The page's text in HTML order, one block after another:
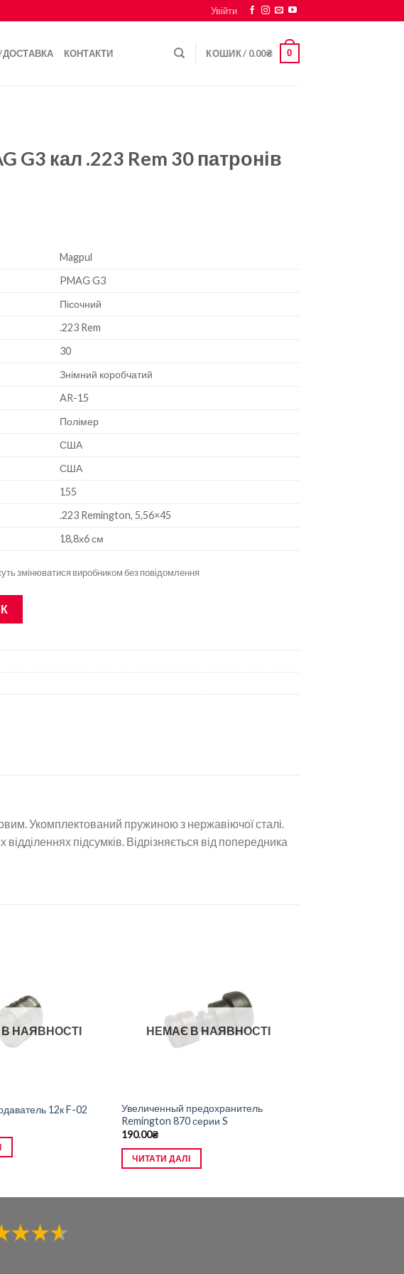
Увійти
КОНТАКТИ КОШИК / 0.00₴ 0
G3 кал .223 Rem 30 патронів
Magpul
PMAG G3
Пісочний
.223 Rem
30
Знімний коробчатий
AR-15
Полімер
США
США
155
.223 Remington, 5,56×45
18,8х6 см
змінюватися виробником без повідомлення
патронів AR-15 кількість
Укомплектований пружиною з нержавіючої сталі.
підсумків. Відрізняється від попередника
НАЯВНОСТІ
12к F-02
НЕМАЄ В НАЯВНОСТІ
Увеличенный предохранитель
Remington 870 серии S
190.00₴
ЧИТАТИ ДАЛІ